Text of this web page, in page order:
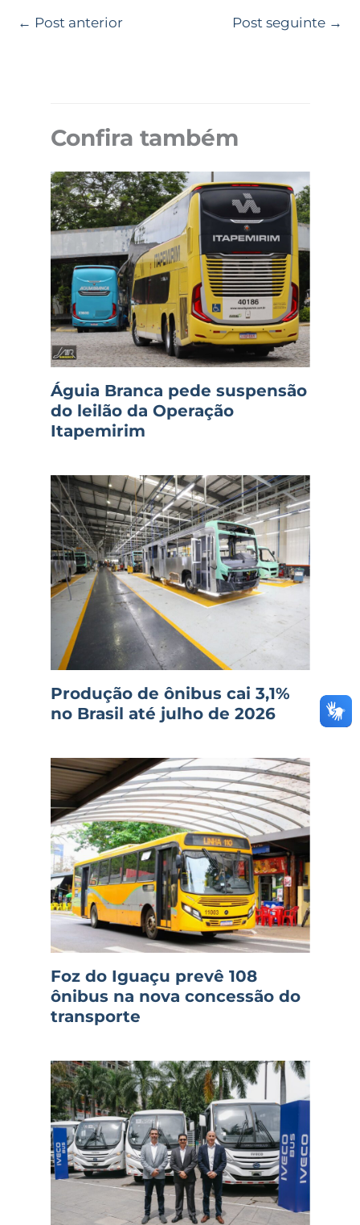
← Post anterior Post seguinte →
Confira também
Águia Branca pede suspensão
do leilão da Operação
Itapemirim
Produção de ônibus cai 3,1%
no Brasil até julho de 2026
Foz do Iguaçu prevê 108
ônibus na nova concessão do
transporte